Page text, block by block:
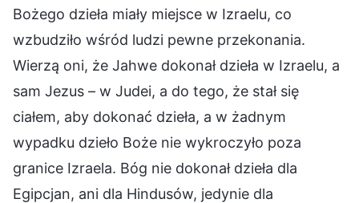
Bożego dzieła miały miejsce w Izraelu, co
wzbudziło wśród ludzi pewne przekonania.
Wierzą oni, że Jahwe dokonał dzieła w Izraelu, a
sam Jezus – w Judei, a do tego, że stał się
ciałem, aby dokonać dzieła, a w żadnym
wypadku dzieło Boże nie wykroczyło poza
granice Izraela. Bóg nie dokonał dzieła dla
Egipcjan, ani dla Hindusów, jedynie dla